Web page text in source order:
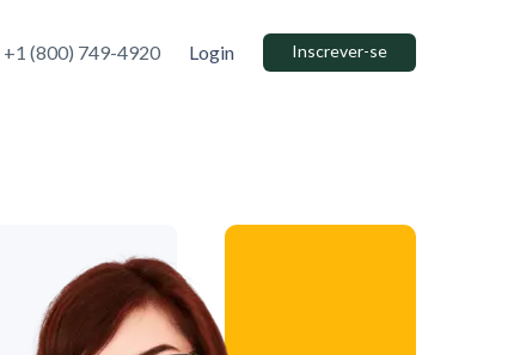
+1 (800) 749-4920 Login Inscrever-se